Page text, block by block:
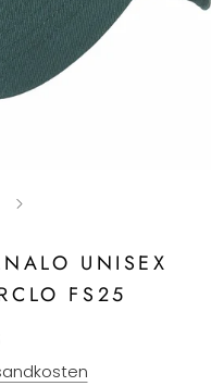
UNISEX
FS25